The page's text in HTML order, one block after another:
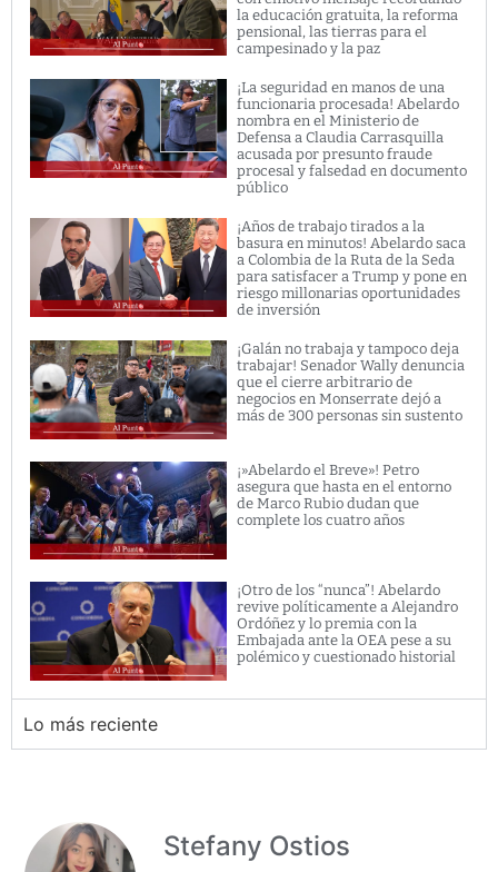
la educación gratuita, la reforma
pensional, las tierras para el
campesinado y la paz
¡La seguridad en manos de una
funcionaria procesada! Abelardo
nombra en el Ministerio de
Defensa a Claudia Carrasquilla
acusada por presunto fraude
procesal y falsedad en documento
público
¡Años de trabajo tirados a la
basura en minutos! Abelardo saca
a Colombia de la Ruta de la Seda
para satisfacer a Trump y pone en
riesgo millonarias oportunidades
de inversión
¡Galán no trabaja y tampoco deja
trabajar! Senador Wally denuncia
que el cierre arbitrario de
negocios en Monserrate dejó a
más de 300 personas sin sustento
¡»Abelardo el Breve»! Petro
asegura que hasta en el entorno
de Marco Rubio dudan que
complete los cuatro años
¡Otro de los “nunca”! Abelardo
revive políticamente a Alejandro
Ordóñez y lo premia con la
Embajada ante la OEA pese a su
polémico y cuestionado historial
Lo más reciente
Stefany Ostios